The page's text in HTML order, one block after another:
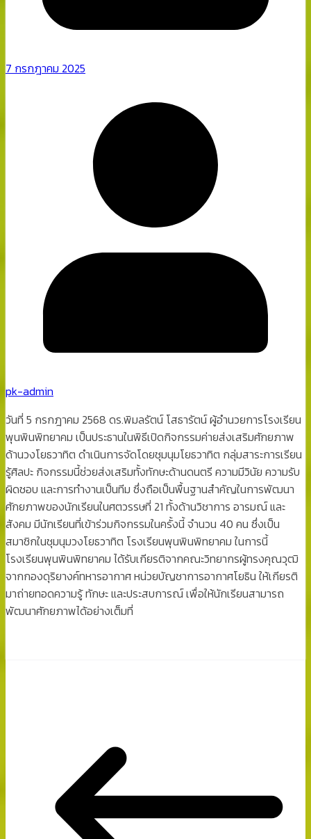
7 กรกฎาคม 2025
pk-admin
วันที่ 5 กรกฎาคม 2568 ดร.พิมลรัตน์ โสธารัตน์ ผู้อำนวยการโรงเรียน
พุนพินพิทยาคม เป็นประธานในพิธีเปิดกิจกรรมค่ายส่งเสริมศักยภาพ
ด้านวงโยธวาทิต ดำเนินการจัดโดยชุมนุมโยธวาทิต กลุ่มสาระการเรียน
รู้ศิลปะ กิจกรรมนี้ช่วยส่งเสริมทั้งทักษะด้านดนตรี ความมีวินัย ความรับ
ผิดชอบ และการทำงานเป็นทีม ซึ่งถือเป็นพื้นฐานสำคัญในการพัฒนา
ศักยภาพของนักเรียนในศตวรรษที่ 21 ทั้งด้านวิชาการ อารมณ์ และ
สังคม มีนักเรียนที่เข้าร่วมกิจกรรมในครั้งนี้ จำนวน 40 คน ซึ่งเป็น
สมาชิกในชุมนุมวงโยธวาทิต โรงเรียนพุนพินพิทยาคม ในการนี้
โรงเรียนพุนพินพิทยาคม ได้รับเกียรติจากคณะวิทยากรผู้ทรงคุณวุฒิ
จากกองดุริยางค์ทหารอากาศ หน่วยบัญชาการอากาศโยธิน ให้เกียรติ
มาถ่ายทอดความรู้ ทักษะ และประสบการณ์ เพื่อให้นักเรียนสามารถ
พัฒนาศักยภาพได้อย่างเต็มที่